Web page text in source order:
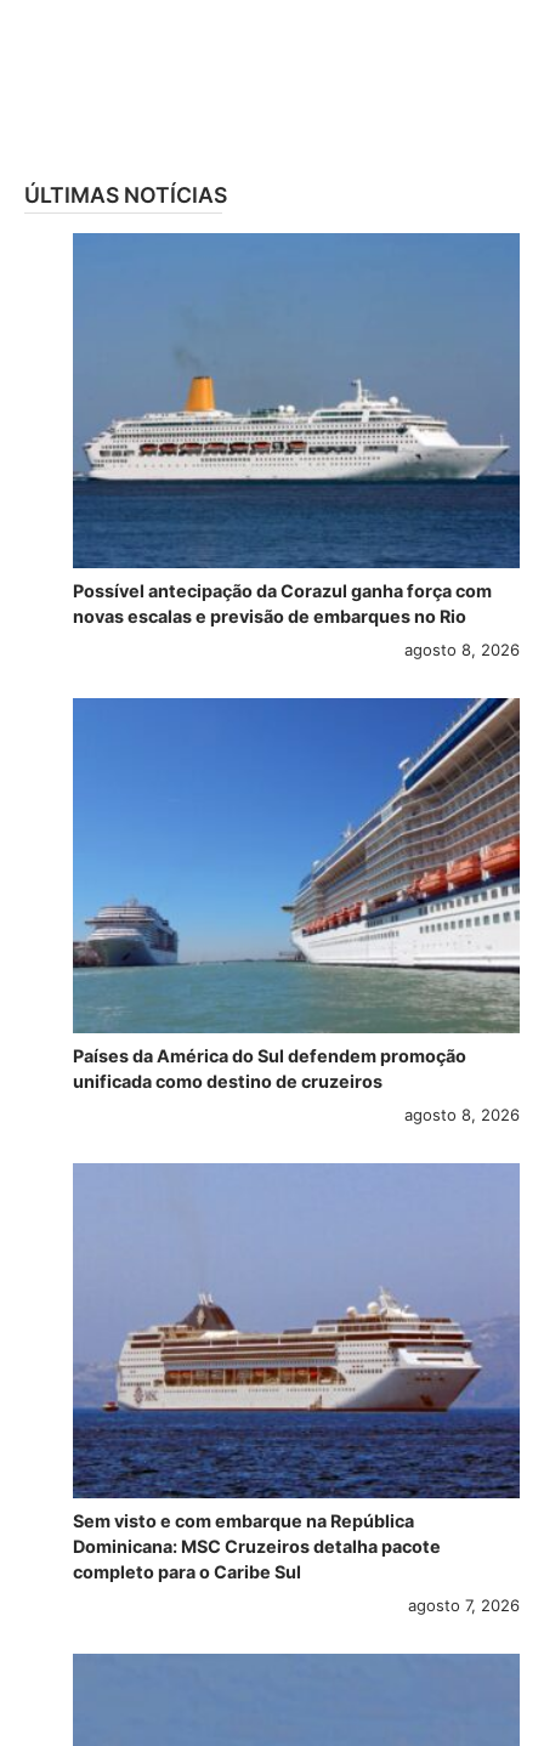
ÚLTIMAS NOTÍCIAS
Possível antecipação da Corazul ganha força com
novas escalas e previsão de embarques no Rio
agosto 8, 2026
Países da América do Sul defendem promoção
unificada como destino de cruzeiros
agosto 8, 2026
Sem visto e com embarque na República
Dominicana: MSC Cruzeiros detalha pacote
completo para o Caribe Sul
agosto 7, 2026